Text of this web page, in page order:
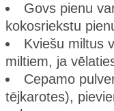
Govs pienu
kokosriekstu
Kviešu miltus
miltiem, ja
Cepamo
tējkarotes),